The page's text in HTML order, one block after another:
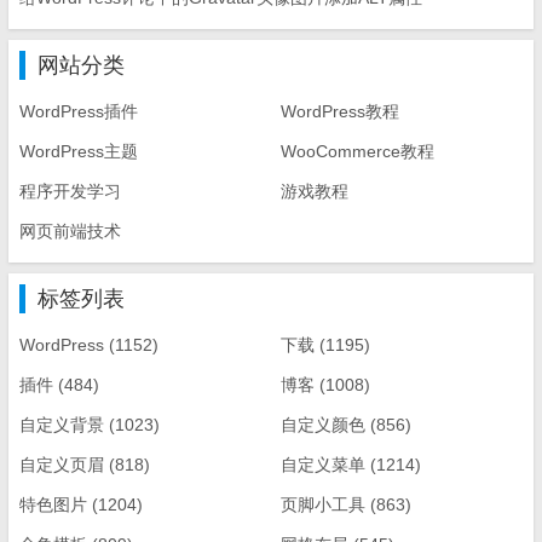
网站分类
WordPress插件 WordPress教程
WordPress主题 WooCommerce教程
程序开发学习 游戏教程
网页前端技术
标签列表
WordPress (1152) 下载 (1195)
插件 (484) 博客 (1008)
自定义背景 (1023) 自定义颜色 (856)
自定义页眉 (818) 自定义菜单 (1214)
特色图片 (1204) 页脚小工具 (863)